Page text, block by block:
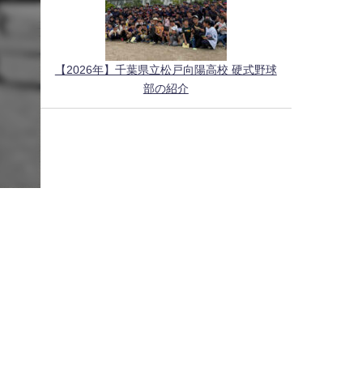
【2026年】千葉県立松戸向陽高校 硬式野球
部の紹介